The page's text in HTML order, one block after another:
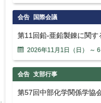
会告 国際会議
第11回鉛-亜鉛製錬に関す
2026年11月 1日（日） ～ 6
会告 支部行事
第57回中部化学関係学協